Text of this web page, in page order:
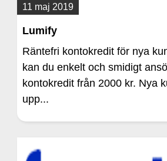
11 maj 2019
Lumify
Räntefri kontokredit för nya
kan du enkelt och smidigt
kontokredit från 2000 kr. Nya
upp...